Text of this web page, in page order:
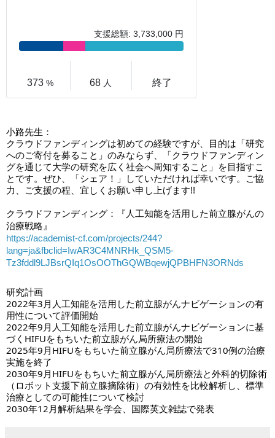
小路先生：
クラウドファンディングは初めての経験ですが、目的は「研究
へのご寄付を募ること」のみならず、「クラウドファンディン
グを通じて大学の研究を広く社会へ周知すること」を目指すこ
とです。ぜひ、「シェア！」していただければ幸いです。ご協
力、ご支援の程、宜しくお願い申し上げます!!
クラウドファンディング：『人工知能を活用した前立腺がんの
治療戦略』
https://academist-cf.com/projects/244?
lang=ja&fbclid=IwAR3C4MNRHk_QSM5-
Tz3fddl9LJBsrQIq1OsOOThGQWBqewjQPBHFN3ORNds
研究計画
2022年3月人工知能を活用した前立腺がんナビゲーションの有
用性について評価開始
2022年9月人工知能を活用した前立腺がんナビゲーションに基
づくHIFUをもちいた前立腺がん局所療法の開始
2025年9月HIFUをもちいた前立腺がん局所療法で310例の治療
実施を終了
2030年9月HIFUをもちいた前立腺がん局所療法と外科的切除術
（ロボット支援下前立腺摘除術）の有効性を比較解析し、標準
治療としての可能性について検討
2030年12月解析結果を学会、国際英文雑誌で発表